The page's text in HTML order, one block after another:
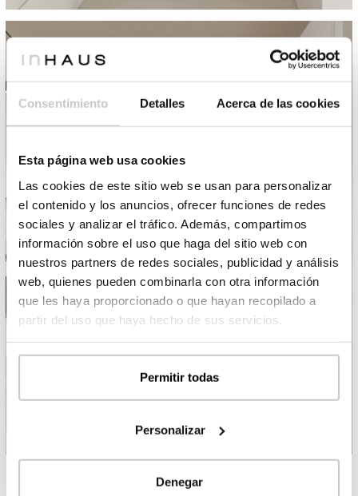
Consentimiento Detalles Acerca de las cookies
Esta página web usa cookies
Las cookies de este sitio web se usan para personalizar
el contenido y los anuncios, ofrecer funciones de redes
sociales y analizar el tráfico. Además, compartimos
información sobre el uso que haga del sitio web con
nuestros partners de redes sociales, publicidad y análisis
web, quienes pueden combinarla con otra información
que les haya proporcionado o que hayan recopilado a
partir del uso que haya hecho de sus servicios.
Permitir todas
Personalizar
Denegar